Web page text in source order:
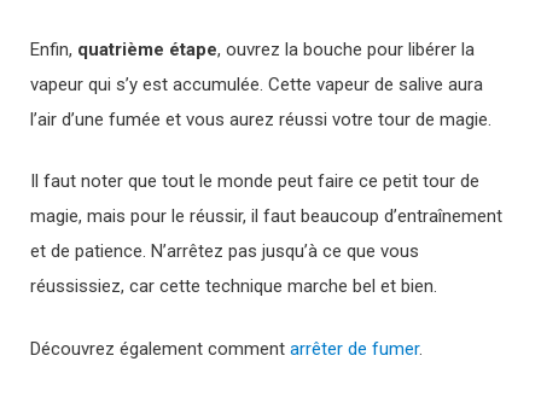
Enfin, quatrième étape, ouvrez la bouche pour libérer la
vapeur qui s’y est accumulée. Cette vapeur de salive aura
l’air d’une fumée et vous aurez réussi votre tour de magie.
Il faut noter que tout le monde peut faire ce petit tour de
magie, mais pour le réussir, il faut beaucoup d’entraînement
et de patience. N’arrêtez pas jusqu’à ce que vous
réussissiez, car cette technique marche bel et bien.
Découvrez également comment arrêter de fumer.